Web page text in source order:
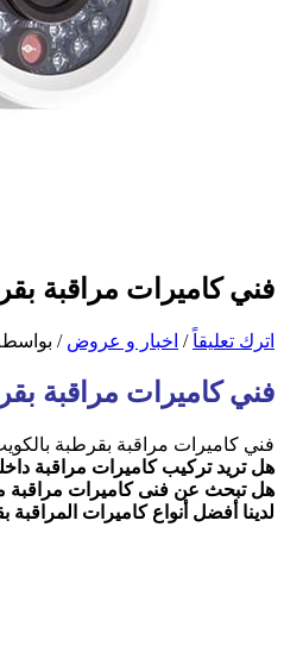
فني كاميرات مراقبة بقرطبة
اترك تعليقاً / اخبار و عروض /
فني كاميرات مراقبة بقرطبة
فني كاميرات مراقبة بقرطبة بالكويت
هل تريد تركيب كاميرات مراقبة
هل تبحث عن فنى كاميرات مراقبة
لدينا أفضل أنواع كاميرات